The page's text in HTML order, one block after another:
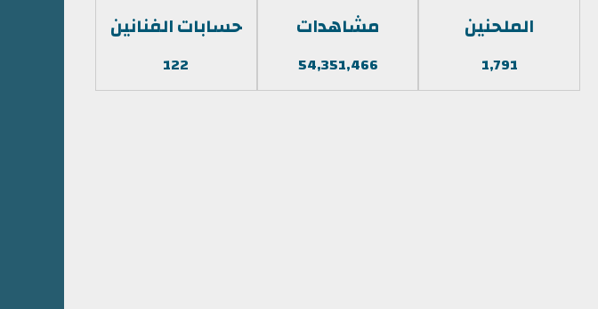
الملحنين
1,791
مشاهدات
54,351,466
حسابات الفنانين
122